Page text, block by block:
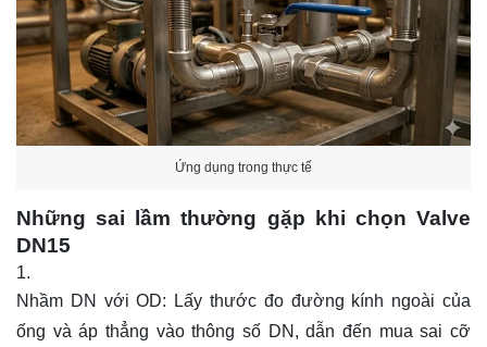
Ứng dụng trong thực tế
Những sai lầm thường gặp khi chọn Valve
DN15
Nhầm DN với OD: Lấy thước đo đường kính ngoài của
ống và áp thẳng vào thông số DN, dẫn đến mua sai cỡ